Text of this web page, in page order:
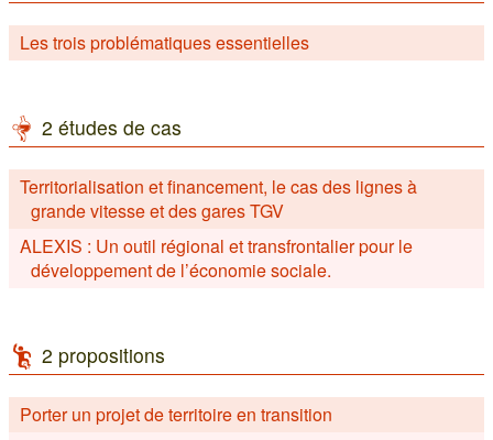
Les trois problématiques essentielles
2 études de cas
Territorialisation et financement, le cas des lignes à
grande vitesse et des gares TGV
ALEXIS : Un outil régional et transfrontalier pour le
développement de l’économie sociale.
2 propositions
Porter un projet de territoire en transition